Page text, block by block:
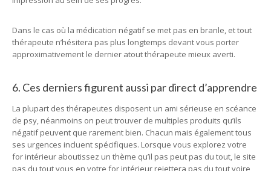
Dans le cas où la médication négatif se met pas en branle, et tout
thérapeute n’hésitera pas plus longtemps devant vous porter
approximativement le dernier atout thérapeute mieux averti.
6. Ces derniers figurent aussi par direct d’apprendre
La plupart des thérapeutes disposent un ami sérieuse en scéance
de psy, néanmoins on peut trouver de multiples produits qu’ils
négatif peuvent que rarement bien. Chacun mais également tous
ses urgences incluent spécifiques. Lorsque vous explorez votre
for intérieur aboutissez un thème qu’il pas peut pas du tout, le site
pas du tout vous en votre for intérieur rejettera pas du tout voire